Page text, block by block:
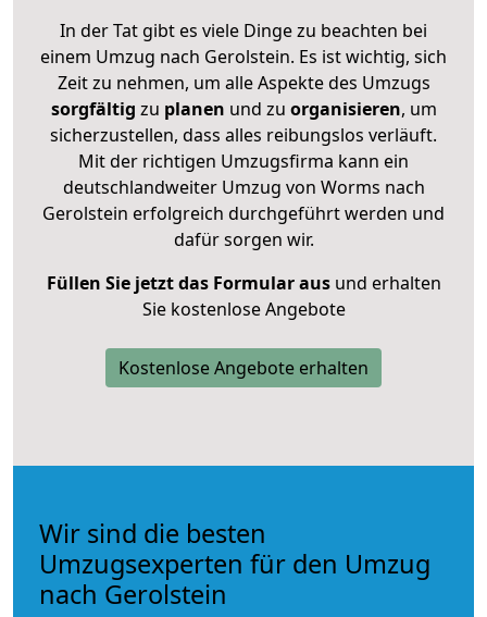
In der Tat gibt es viele Dinge zu beachten bei
einem Umzug nach Gerolstein. Es ist wichtig, sich
Zeit zu nehmen, um alle Aspekte des Umzugs
sorgfältig zu planen und zu organisieren, um
sicherzustellen, dass alles reibungslos verläuft.
Mit der richtigen Umzugsfirma kann ein
deutschlandweiter Umzug von Worms nach
Gerolstein erfolgreich durchgeführt werden und
dafür sorgen wir.
Füllen Sie jetzt das Formular ausund erhalten
Sie kostenlose Angebote
Kostenlose Angebote erhalten
Wir sind die besten
Umzugsexperten für den Umzug
nach Gerolstein